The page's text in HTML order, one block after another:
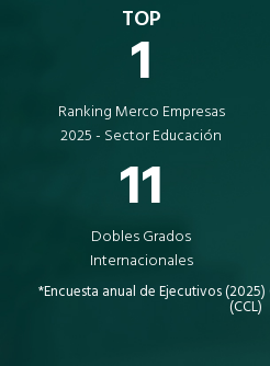
TOP
1
Ranking Merco Empresas
2025 - Sector Educación
11
Dobles Grados
Internacionales
*Encuesta anual de Ejecutivos
(CCL)